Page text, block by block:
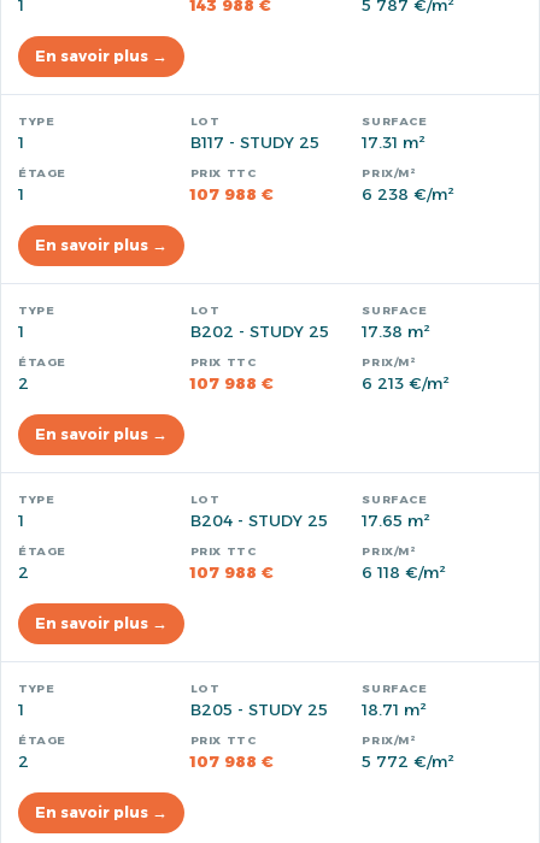
1 143 988 € 5 787 €/m²
En savoir plus →
1 B117 - STUDY 25 17.31 m²
1 107 988 € 6 238 €/m²
En savoir plus →
1 B202 - STUDY 25 17.38 m²
2 107 988 € 6 213 €/m²
En savoir plus →
1 B204 - STUDY 25 17.65 m²
2 107 988 € 6 118 €/m²
En savoir plus →
1 B205 - STUDY 25 18.71 m²
2 107 988 € 5 772 €/m²
En savoir plus →